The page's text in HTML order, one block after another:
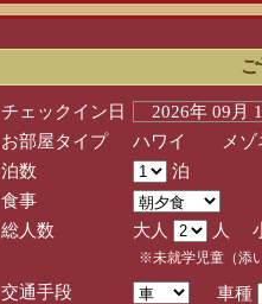
チェックイン日
2026年 09
お部屋タイプ
ハワイ メゾネ
泊数
泊
食事
総人数
大人 人
※未就学児童（添
交通手段
車種